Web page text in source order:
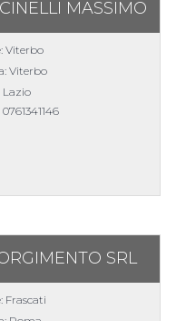
MASSIMO
Viterbo
Viterbo
Lazio
0761341146
SRL
Frascati